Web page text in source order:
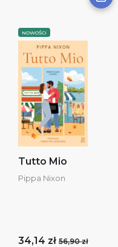
NOWOŚCI
Tutto Mio
Pippa Nixon
34,14 zł 56,90 zł